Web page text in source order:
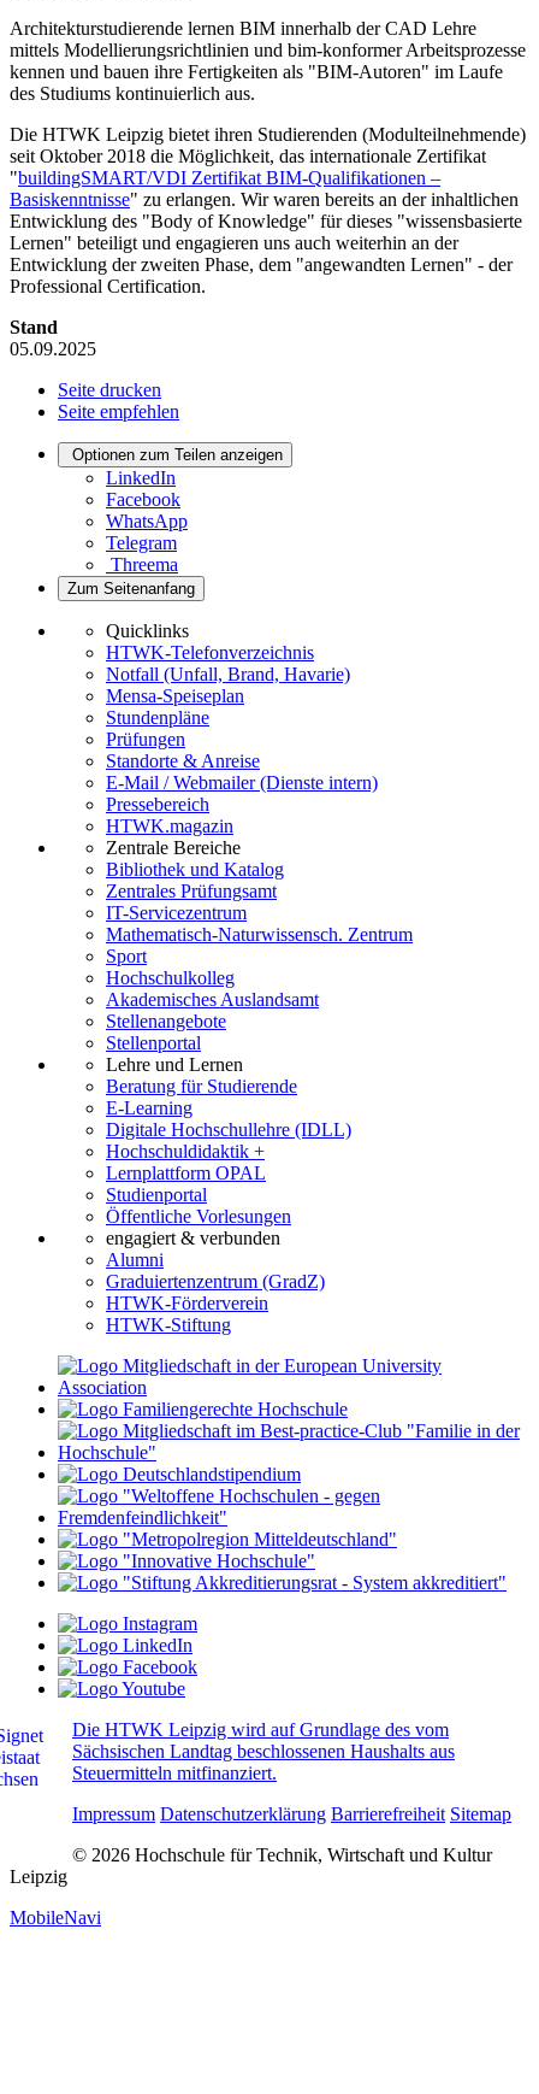
Architekturstudierende lernen BIM innerhalb der CAD Lehre
mittels Modellierungsrichtlinien und bim-konformer Arbeitsprozesse
kennen und bauen ihre Fertigkeiten als "BIM-Autoren" im Laufe
des Studiums kontinuierlich aus.
Die HTWK Leipzig bietet ihren Studierenden (Modulteilnehmende)
seit Oktober 2018 die Möglichkeit, das internationale Zertifikat
"buildingSMART/VDI Zertifikat BIM-Qualifikationen –
Basiskenntnisse" zu erlangen. Wir waren bereits an der inhaltlichen
Entwicklung des "Body of Knowledge" für dieses "wissensbasierte
Lernen" beteiligt und engagieren uns auch weiterhin an der
Entwicklung der zweiten Phase, dem "angewandten Lernen" - der
Professional Certification.
Stand
05.09.2025
Seite drucken
Seite empfehlen
Optionen zum Teilen anzeigen
LinkedIn
Facebook
WhatsApp
Telegram
Threema
Zum Seitenanfang
Quicklinks
HTWK-Telefonverzeichnis
Notfall (Unfall, Brand, Havarie)
Mensa-Speiseplan
Stundenpläne
Prüfungen
Standorte & Anreise
E-Mail / Webmailer (Dienste intern)
Pressebereich
HTWK.magazin
Zentrale Bereiche
Bibliothek und Katalog
Zentrales Prüfungsamt
IT-Servicezentrum
Mathematisch-Naturwissensch. Zentrum
Sport
Hochschulkolleg
Akademisches Auslandsamt
Stellenangebote
Stellenportal
Lehre und Lernen
Beratung für Studierende
E-Learning
Digitale Hochschullehre (IDLL)
Hochschuldidaktik +
Lernplattform OPAL
Studienportal
Öffentliche Vorlesungen
engagiert & verbunden
Alumni
Graduiertenzentrum (GradZ)
HTWK-Förderverein
HTWK-Stiftung
Die HTWK Leipzig wird auf Grundlage des vom
Sächsischen Landtag beschlossenen Haushalts aus
Steuermitteln mitfinanziert.
Impressum Datenschutzerklärung Barrierefreiheit Sitemap
© 2026 Hochschule für Technik, Wirtschaft und Kultur
Leipzig
MobileNavi